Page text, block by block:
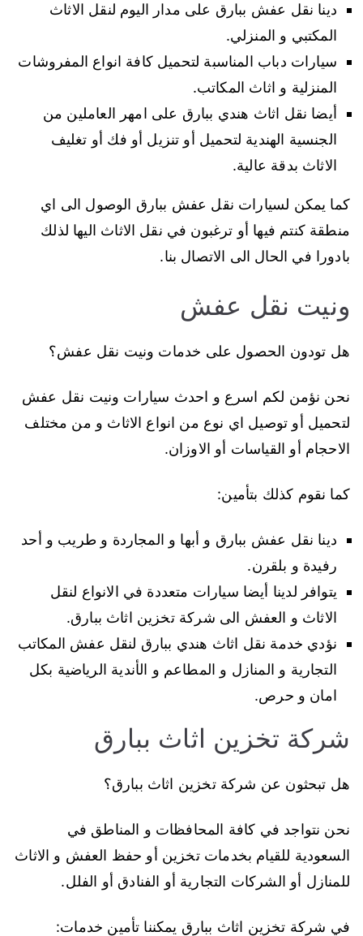
دينا نقل عفش ببارق على مدار اليوم لنقل الاثاث
المكتبي و المنزلي.
سيارات دباب المناسبة لتحميل كافة انواع المفروشات
المنزلية و اثاث المكاتب.
أيضا نقل اثاث هندي ببارق على امهر العاملين من
الجنسية الهندية لتحميل أو تنزيل أو فك أو تغليف
الاثاث بدقة عالية.
كما يمكن لسيارات نقل عفش ببارق الوصول الى اي
منطقة كنتم فيها أو ترغبون في نقل الاثاث اليها لذلك
بادورا في الحال الى الاتصال بنا.
ونيت نقل عفش
هل تودون الحصول على خدمات ونيت نقل عفش؟
نحن نؤمن لكم اسرع و احدث سيارات ونيت نقل عفش
لتحميل أو توصيل اي نوع من انواع الاثاث و من مختلف
الاحجام أو القياسات أو الاوزان.
كما نقوم كذلك بتأمين:
دينا نقل عفش ببارق و أبها و المجاردة و طريب و أحد
رفيدة و بلقرن.
يتوافر لدينا أيضا سيارات متعددة في الانواع لنقل
الاثاث و العفش الى شركة تخزين اثاث ببارق.
نؤدي خدمة نقل اثاث هندي ببارق لنقل عفش المكاتب
التجارية و المنازل و المطاعم و الأندية الرياضية بكل
امان و حرص.
شركة تخزين اثاث ببارق
هل تبحثون عن شركة تخزين اثاث ببارق؟
نحن نتواجد في كافة المحافظات و المناطق في
السعودية للقيام بخدمات تخزين أو حفظ العفش و الاثاث
للمنازل أو الشركات التجارية أو الفنادق أو الفلل.
في شركة تخزين اثاث ببارق يمكننا تأمين خدمات: